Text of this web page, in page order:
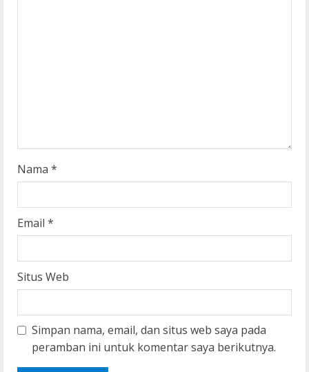
g
Nama *
Email *
Situs Web
Simpan nama, email, dan situs web saya pada
peramban ini untuk komentar saya berikutnya.